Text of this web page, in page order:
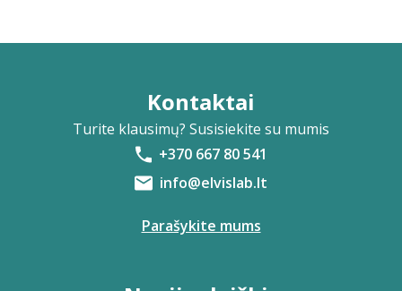
Kontaktai
Turite klausimų? Susisiekite su mumis
+370 667 80 541
info@elvislab.lt
Parašykite mums